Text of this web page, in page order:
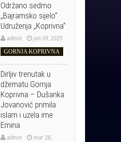
Održano sedmo
„Bajramsko sijelo“
Udruženja „Koprivna“
admin jun 09, 2025
GORNJA KOPRIVNA
Dirljiv trenutak u
džematu Gornja
Koprivna – Dušanka
Jovanović primila
islam i uzela ime
Emina
admin
mar 28,